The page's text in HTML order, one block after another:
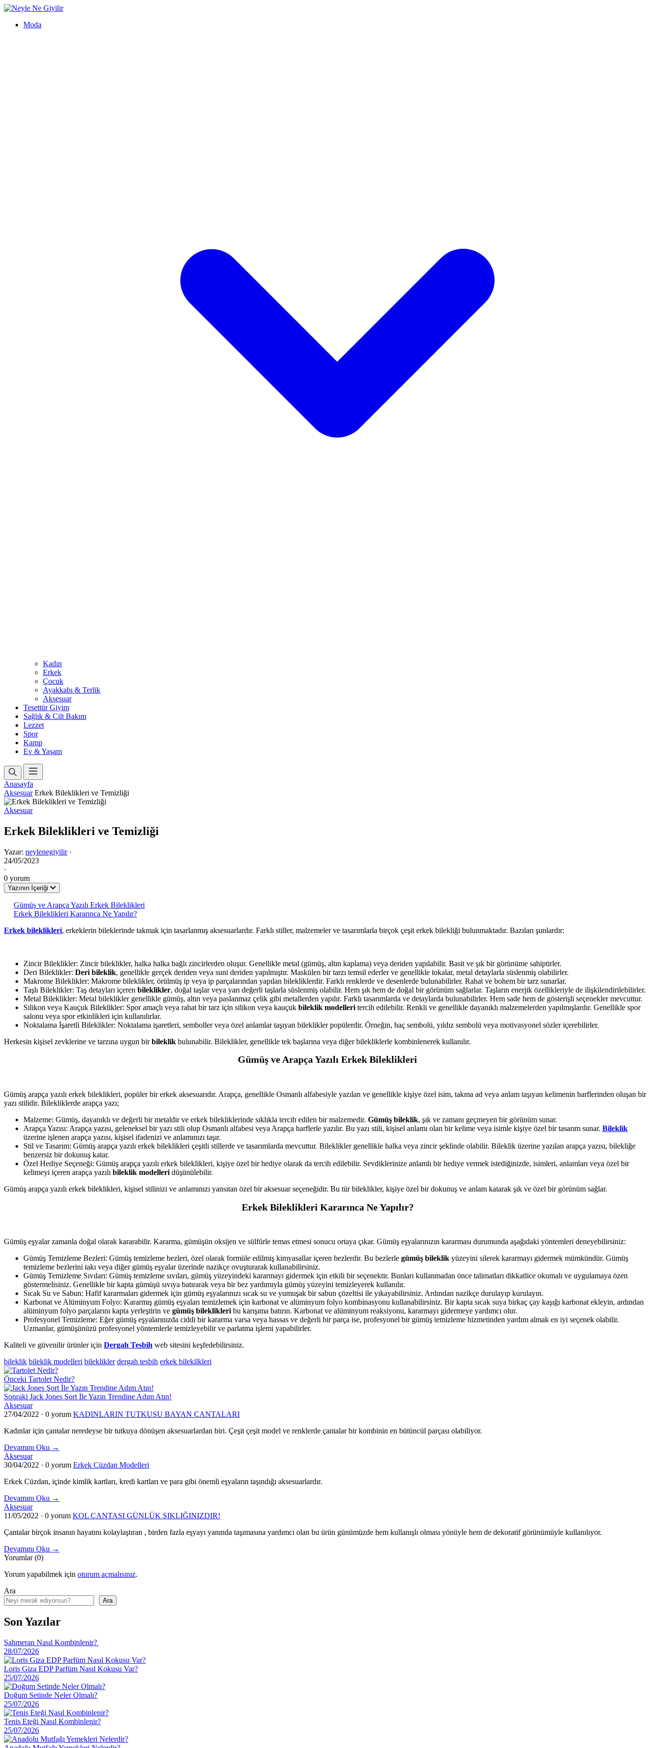
İçeriğe
Neyle
Giyilir Moda
Kadın
Erkek
Çocuk
Ayakkabı & Terlik
Aksesuar
Tesettür Giyim
Sağlık & Cilt Bakım
Lezzet
Spor
Kamp
Ev & Yaşam
Anasayfa
Aksesuar Erkek Bileklikleri ve Temizliği
Aksesuar
Erkek Bileklikleri ve Temizliği
Yazar: neylenegiyilir ·
24/05/2023
·
0 yorum
Yazının İçeriği
Gümüş ve Arapça Yazılı Erkek Bileklikleri
Erkek Bileklikleri Kararınca Ne Yapılır?
Erkek bileklikleri, erkeklerin bileklerinde takmak için tasarlanmış aksesuarlardır. Farklı stiller, malzemeler ve tasarımlarla birçok çeşit erkek bilekliği bulunmaktadır. Bazıları şunlardır:
Zincir Bileklikler: Zincir bileklikler, halka halka bağlı zincirlerden oluşur. Genellikle metal (gümüş, altın kaplama) veya deriden yapılabilir. Basit ve şık bir görünüme sahiptirler.
Deri Bileklikler: Deri bileklik, genellikle gerçek deriden veya suni deriden yapılmıştır. Maskülen bir tarzı temsil ederler ve genellikle tokalar, metal detaylarla süslenmiş olabilirler.
Makrome Bileklikler: Makrome bileklikler, örülmüş ip veya ip parçalarından yapılan bilekliklerdir. Farklı renklerde ve desenlerde bulunabilirler. Rahat ve bohem bir tarz sunarlar.
Taşlı Bileklikler: Taş detayları içeren bileklikler, doğal taşlar veya yarı değerli taşlarla süslenmiş olabilir. Hem şık hem de doğal bir görünüm sağlarlar. Taşların enerjik özellikleriyle de ilişkilendirilebilirler.
Metal Bileklikler: Metal bileklikler genellikle gümüş, altın veya paslanmaz çelik gibi metallerden yapılır. Farklı tasarımlarda ve detaylarda bulunabilirler. Hem sade hem de gösterişli seçenekler mevcuttur.
Silikon veya Kauçuk Bileklikler: Spor amaçlı veya rahat bir tarz için silikon veya kauçuk bileklik modelleri tercih edilebilir. Renkli ve genellikle dayanıklı malzemelerden yapılmışlardır. Genellikle spor
salonu veya spor etkinlikleri için kullanılırlar.
Noktalama İşaretli Bileklikler: Noktalama işaretleri, semboller veya özel anlamlar taşıyan bileklikler popülerdir. Örneğin, haç sembolü, yıldız sembolü veya motivasyonel sözler içerebilirler.
Herkesin kişisel zevklerine ve tarzına uygun birbileklik bulunabilir. Bileklikler, genellikle tek başlarına veya diğer bilekliklerle kombinlenerek kullanılır.
Gümüş ve Arapça Yazılı Erkek Bileklikleri
Gümüş arapça yazılı erkek bileklikleri, popüler bir erkek aksesuarıdır. Arapça, genellikle Osmanlı alfabesiyle yazılan ve genellikle kişiye özel isim, takma ad veya anlam taşıyan kelimenin harflerinden oluşan bir
yazı stilidir. Bilekliklerde arapça yazı;
Malzeme: Gümüş, dayanıklı ve değerli bir metaldir ve erkek bilekliklerinde sıklıkla tercih edilen bir malzemedir. Gümüş bileklik, şık ve zamanı geçmeyen bir görünüm sunar.
Arapça Yazısı: Arapça yazısı, geleneksel bir yazı stili olup Osmanlı alfabesi veya Arapça harflerle yazılır. Bu yazı stili, kişisel anlamı olan bir kelime veya isimle kişiye özel bir tasarım sunar. Bileklik
üzerine işlenen arapça yazısı, kişisel ifadenizi ve anlamınızı taşır.
Stil ve Tasarım: Gümüş arapça yazılı erkek bileklikleri çeşitli stillerde ve tasarımlarda mevcuttur. Bileklikler genellikle halka veya zincir şeklinde olabilir. Bileklik üzerine yazılan arapça yazısı, bilekliğe
benzersiz bir dokunuş katar.
Özel Hediye Seçeneği: Gümüş arapça yazılı erkek bileklikleri, kişiye özel bir hediye olarak da tercih edilebilir. Sevdiklerinize anlamlı bir hediye vermek istediğinizde, isimleri, anlamları veya özel bir
kelimeyi içeren arapça yazılı bileklik modelleri düşünülebilir.
Gümüş arapça yazılı erkek bileklikleri, kişisel stilinizi ve anlamınızı yansıtan özel bir aksesuar seçeneğidir. Bu tür bileklikler, kişiye özel bir dokunuş ve anlam katarak şık ve özel bir görünüm sağlar.
Erkek Bileklikleri Kararınca Ne Yapılır?
Gümüş eşyalar zamanla doğal olarak kararabilir. Kararma, gümüşün oksijen ve sülfürle temas etmesi sonucu ortaya çıkar. Gümüş eşyalarınızın kararması durumunda aşağıdaki yöntemleri deneyebilirsiniz:
Gümüş Temizleme Bezleri: Gümüş temizleme bezleri, özel olarak formüle edilmiş kimyasallar içeren bezlerdir. Bu bezlerle gümüş bileklik yüzeyini silerek kararmayı gidermek mümkündür. Gümüş
temizleme bezlerini takı veya diğer gümüş eşyalar üzerinde nazikçe ovuşturarak kullanabilirsiniz.
Gümüş Temizleme Sıvıları: Gümüş temizleme sıvıları, gümüş yüzeyindeki kararmayı gidermek için etkili bir seçenektir. Bunları kullanmadan önce talimatları dikkatlice okumalı ve uygulamaya özen
göstermelisiniz. Genellikle bir kapta gümüşü sıvıya batırarak veya bir bez yardımıyla gümüş yüzeyini temizleyerek kullanılır.
Sıcak Su ve Sabun: Hafif kararmaları gidermek için gümüş eşyalarınızı sıcak su ve yumuşak bir sabun çözeltisi ile yıkayabilirsiniz. Ardından nazikçe durulayıp kurulayın.
Karbonat ve Alüminyum Folyo: Kararmış gümüş eşyaları temizlemek için karbonat ve alüminyum folyo kombinasyonu kullanabilirsiniz. Bir kapta sıcak suya birkaç çay kaşığı karbonat ekleyin, ardından
alüminyum folyo parçalarını kapta yerleştirin ve gümüş bileklikleri bu karışıma batırın. Karbonat ve alüminyum reaksiyonu, kararmayı gidermeye yardımcı olur.
Profesyonel Temizleme: Eğer gümüş eşyalarınızda ciddi bir kararma varsa veya hassas ve değerli bir parça ise, profesyonel bir gümüş temizleme hizmetinden yardım almak en iyi seçenek olabilir.
Uzmanlar, gümüşünüzü profesyonel yöntemlerle temizleyebilir ve parlatma işlemi yapabilirler.
Kaliteli ve güvenilir ürünler için Dergah Tesbih web sitesini keşfedebilirsiniz.
bileklik bileklik modelleri bileklikler dergah tesbih erkek bilekilkleri
Önceki Tartolet Nedir?
Sonraki Jack Jones Şort İle Yazın Trendine Adım Atın!
Aksesuar
27/04/2022 · 0 yorum KADINLARIN TUTKUSU BAYAN ÇANTALARI
Kadınlar için çantalar neredeyse bir tutkuya dönüşen aksesuarlardan biri. Çeşit çeşit model ve renklerde çantalar bir kombinin en bütüncül parçası olabiliyor.
Devamını Oku →
Aksesuar
30/04/2022 · 0 yorum Erkek Cüzdan Modelleri
Erkek Cüzdan, içinde kimlik kartları, kredi kartları ve para gibi önemli eşyaların taşındığı aksesuarlardır.
Devamını Oku →
Aksesuar
11/05/2022 · 0 yorum KOL ÇANTASI GÜNLÜK ŞIKLIĞINIZDIR!
Çantalar birçok insanın hayatını kolaylaştıran , birden fazla eşyayı yanında taşımasına yardımcı olan bu ürün günümüzde hem kullanışlı olması yönüyle hem de dekoratif görünümüyle kullanılıyor.
Devamını Oku →
Yorumlar (0)
Yorum yapabilmek için oturum açmalısınız.
Ara
Ara
Son Yazılar
Şahmeran Nasıl Kombinlenir?
28/07/2026
Loris Giza EDP Parfüm Nasıl Kokusu Var?
25/07/2026
Doğum Setinde Neler Olmalı?
25/07/2026
Tenis Eteği Nasıl Kombinlenir?
25/07/2026